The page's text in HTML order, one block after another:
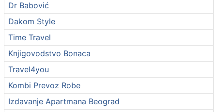
Dr Babović
Dakom Style
Time Travel
Knjigovodstvo Bonaca
Travel4you
Kombi Prevoz Robe
Izdavanje Apartmana Beograd